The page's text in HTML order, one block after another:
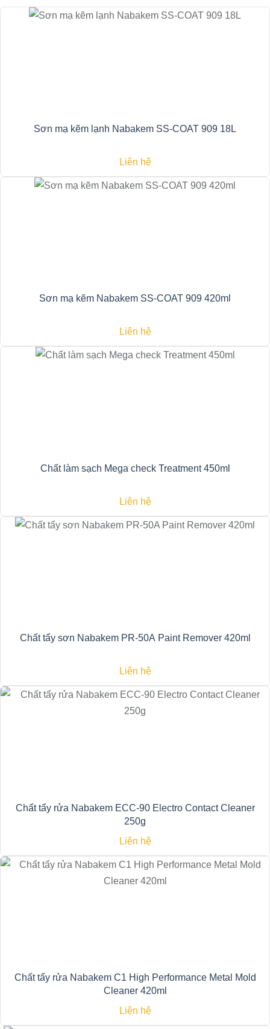
Sơn mạ kẽm lạnh Nabakem SS-COAT 909 18L
Liên hệ
Sơn mạ kẽm Nabakem SS-COAT 909 420ml
Liên hệ
Chất làm sạch Mega check Treatment 450ml
Liên hệ
Chất tẩy sơn Nabakem PR-50A Paint Remover 420ml
Liên hệ
Chất tẩy rửa Nabakem ECC-90 Electro Contact Cleaner
250g
Liên hệ
Chất tẩy rửa Nabakem C1 High Performance Metal Mold
Cleaner 420ml
Liên hệ